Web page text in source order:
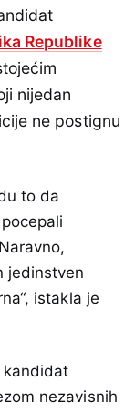
Republike
nijedan
ne postignu
to da
jedinstven
istakla je
kandidat
nezavisnih